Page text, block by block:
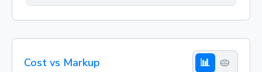
Cost vs Markup 📊 🥧